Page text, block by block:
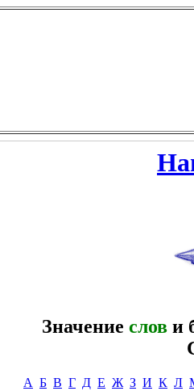
Значение слов и
А Б В Г Д Е Ж З И К Л